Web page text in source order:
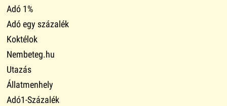
Adó 1%
Adó egy százalék
Koktélok
Nembeteg.hu
Utazás
Állatmenhely
Adó1-Százalék